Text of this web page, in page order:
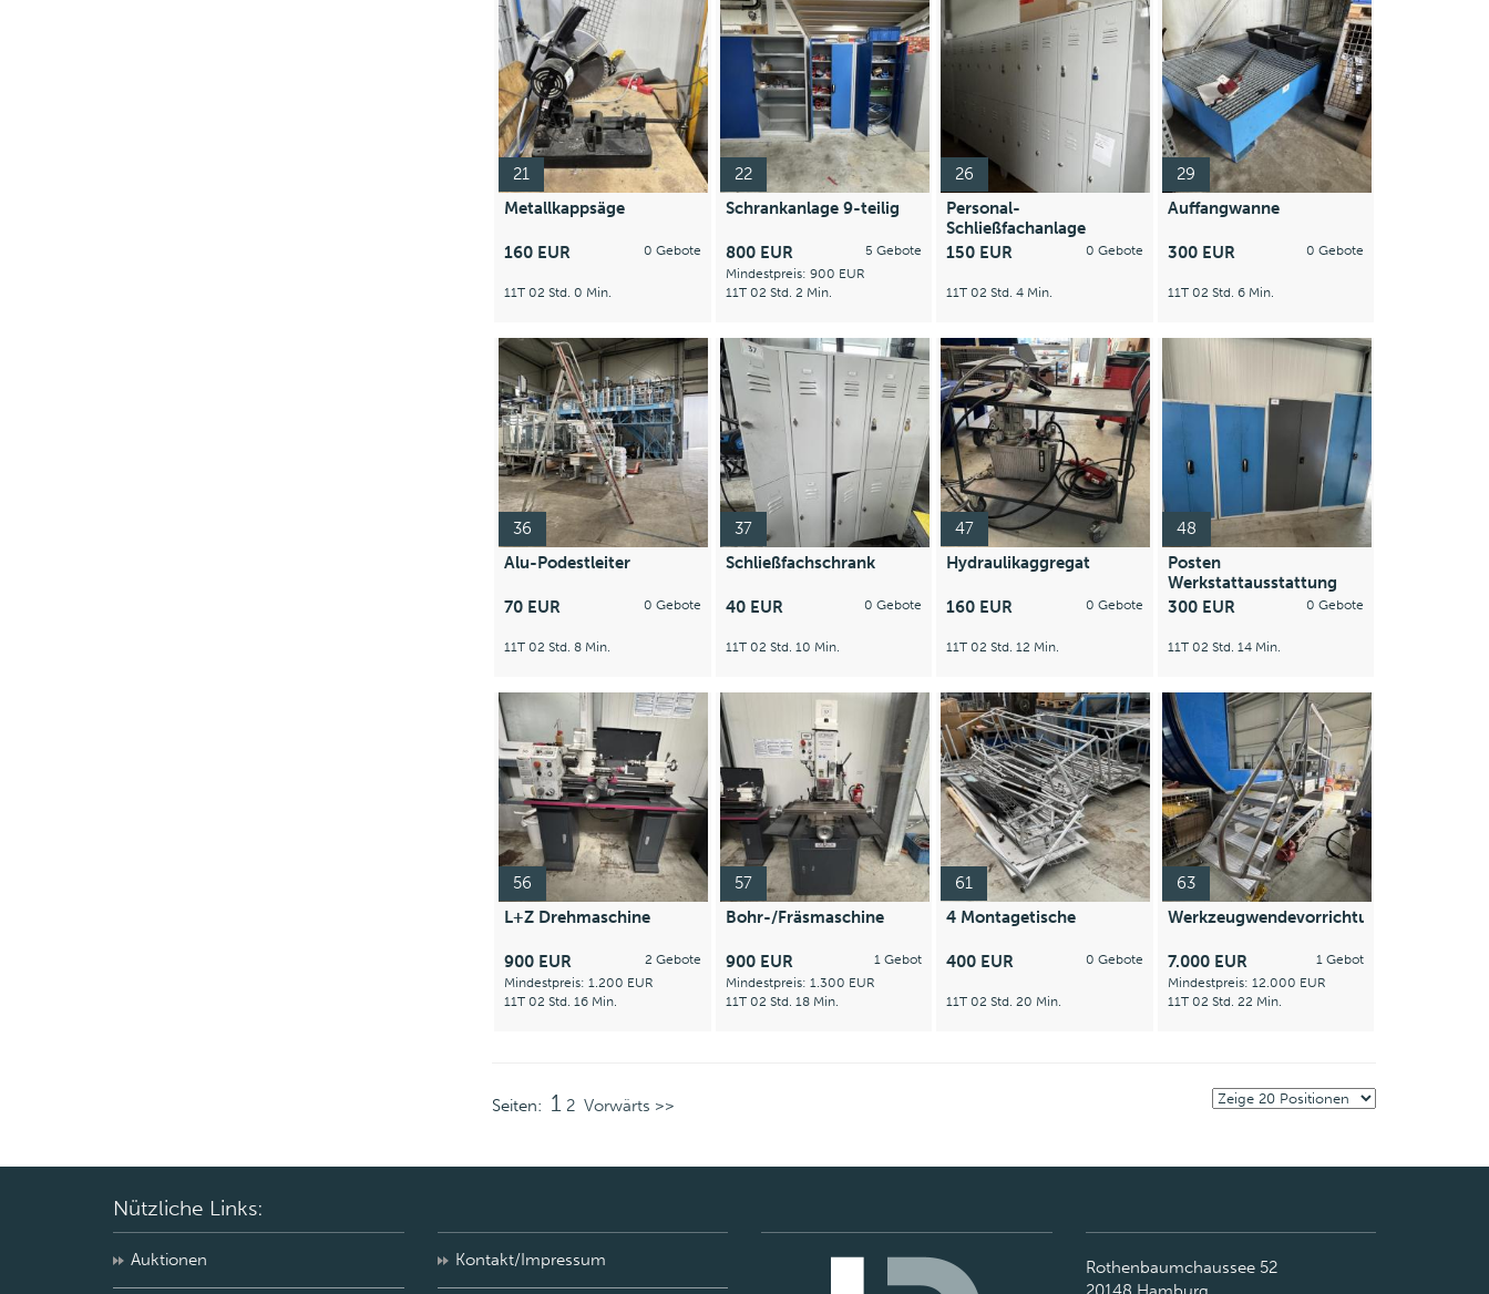
21
Metallkappsäge
160 EUR 0 Gebote
11T 02 Std. 0 Min.
22
Schrankanlage 9-teilig
800 EUR
5 Gebote
Mindestpreis: 900 EUR
11T 02 Std. 2 Min.
26
Personal-
Schließfachanlage
150 EUR
0 Gebote
11T 02 Std. 4 Min.
29
Auffangwanne
300 EUR 0 Gebote
11T 02 Std. 6 Min.
36
Alu-Podestleiter
70 EUR 0 Gebote
11T 02 Std. 8 Min.
37
Schließfachschrank
40 EUR 0 Gebote
11T 02 Std. 10 Min.
47
Hydraulikaggregat
160 EUR 0 Gebote
11T 02 Std. 12 Min.
48
Posten
Werkstattausstattung
300 EUR
0 Gebote
11T 02 Std. 14 Min.
56
L+Z Drehmaschine
900 EUR
2 Gebote
Mindestpreis: 1.200 EUR
11T 02 Std. 16 Min.
57
Bohr-/Fräsmaschine
900 EUR
1 Gebot
Mindestpreis: 1.300 EUR
11T 02 Std. 18 Min.
61
4 Montagetische
400 EUR 0 Gebote
11T 02 Std. 20 Min.
63
Werkzeugwendevorrichtung
7.000 EUR
1 Gebot
Mindestpreis: 12.000 EUR
11T 02 Std. 22 Min.
Seiten: 1 2 Vorwärts >>
Nützliche Links:
Auktionen Kontakt/Impressum
Rothenbaumchaussee 52